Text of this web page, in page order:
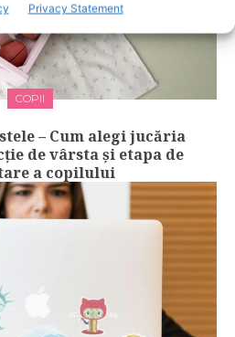
Privacy Statement
COPII
– Cum alegi jucăria
de vârsta și etapa de
a copilului